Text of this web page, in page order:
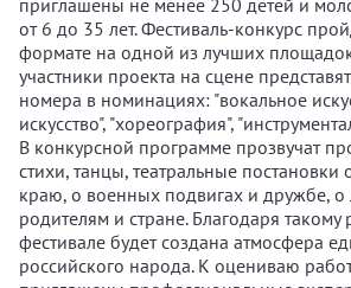
приглашены не менее 250 детей и
от 6 до 35 лет. Фестиваль-конкурс
формате на одной из лучших площадок
участники проекта на сцене
номера в номинациях: "вокальное
искусство", "хореография",
В конкурсной программе прозвучат
стихи, танцы, театральные
краю, о военных подвигах и дружбе,
родителям и стране. Благодаря такому
фестивале будет создана атмосфера
российского народа. К оцениваю